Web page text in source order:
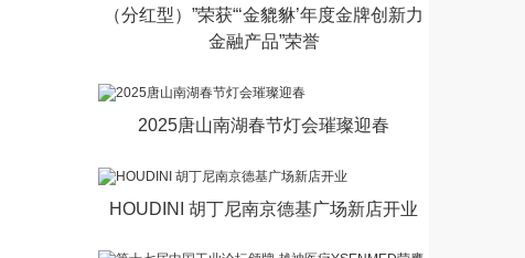
（分红型）”荣获“‘金貔貅’年度金牌创新力
金融产品”荣誉
2025唐山南湖春节灯会璀璨迎春
HOUDINI 胡丁尼南京德基广场新店开业